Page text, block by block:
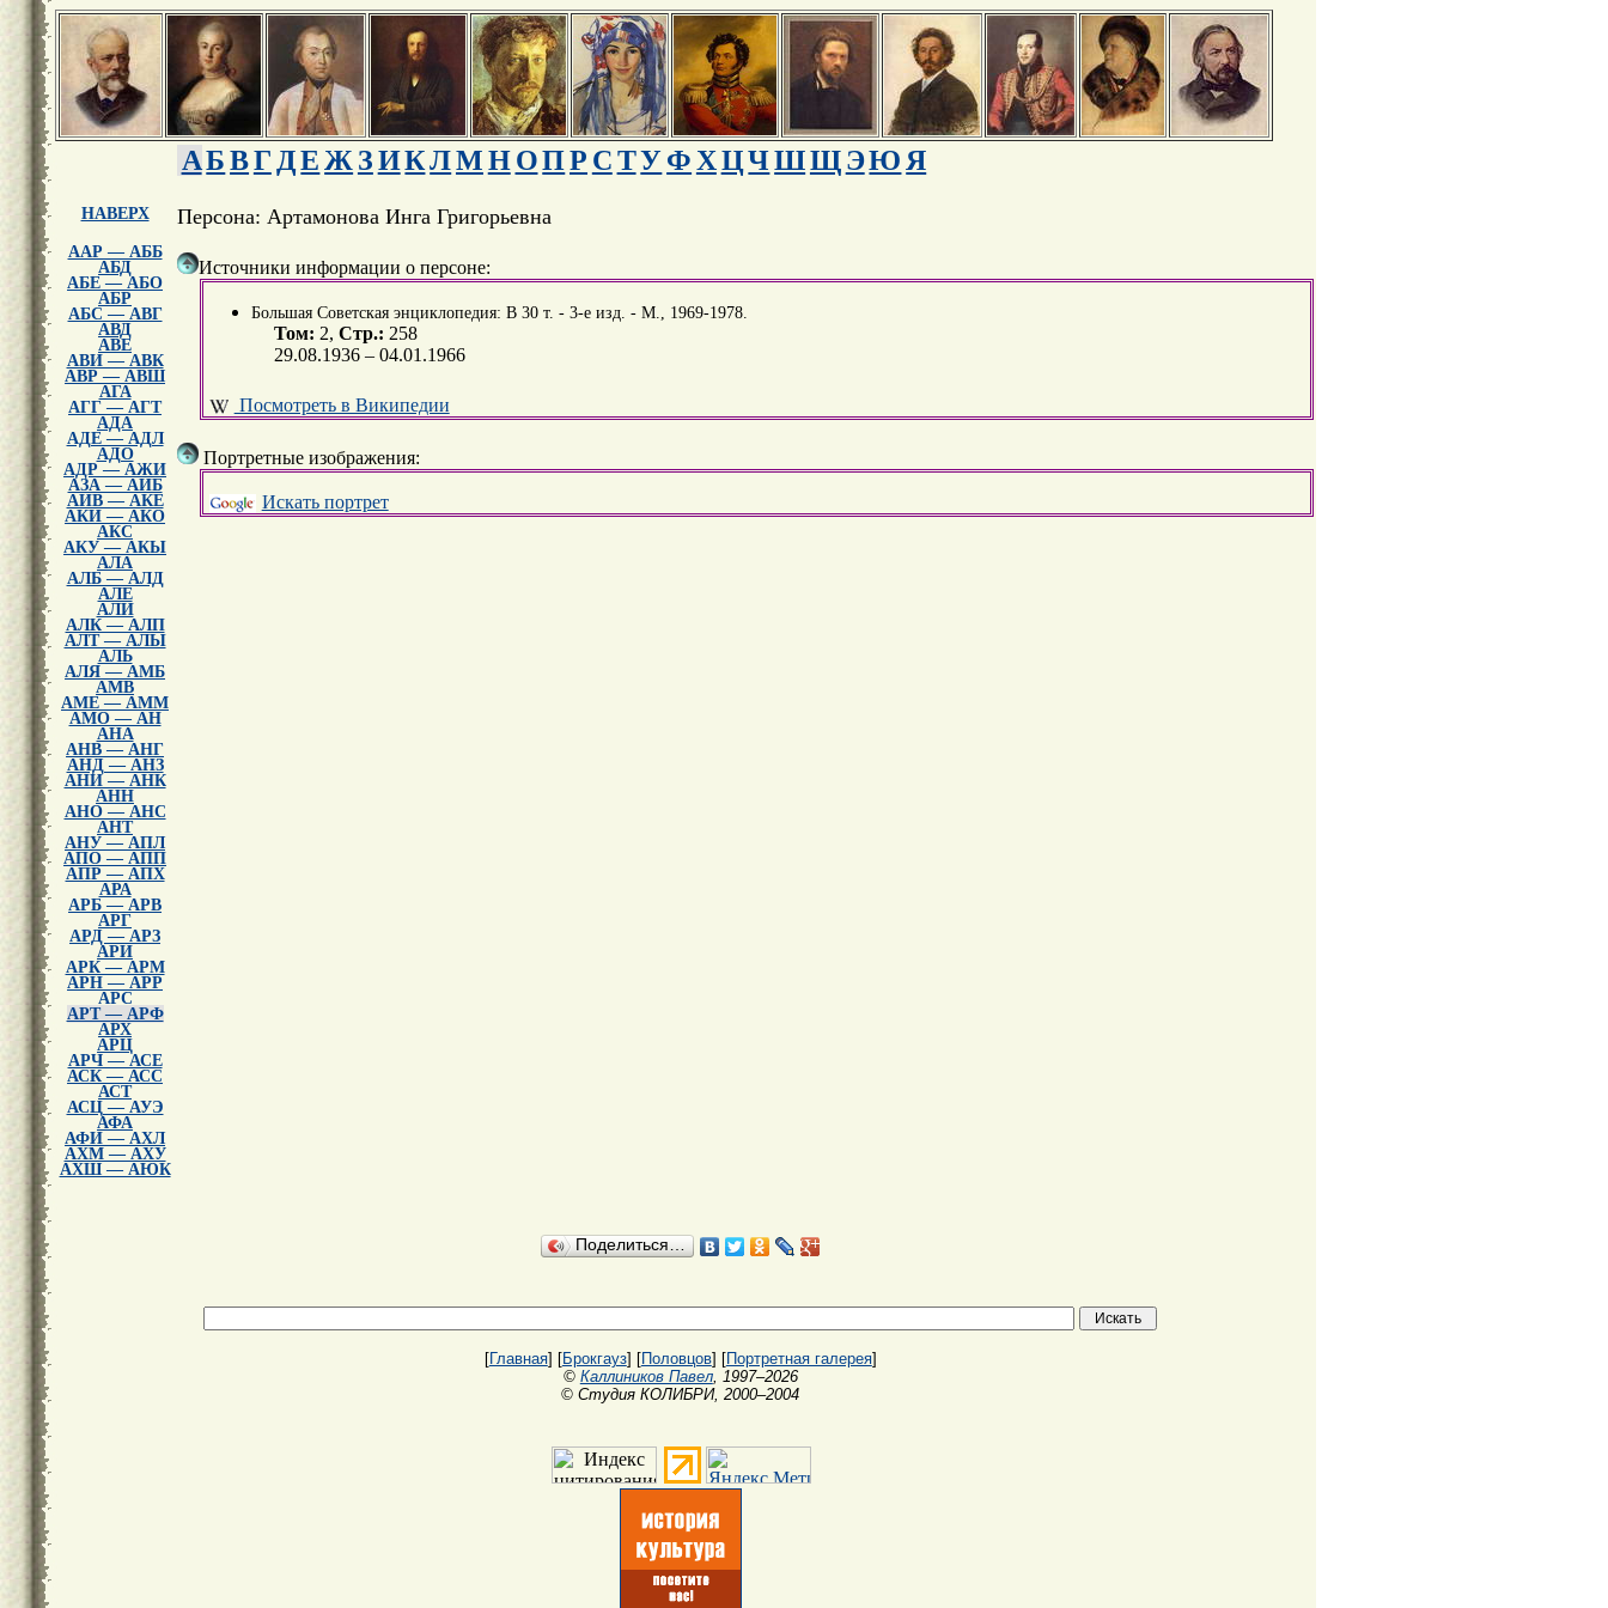
АБВГ ДЕ Ж ЗИКЛМН ОПР СТУФ ХЦЧШЩЭЮ Я
НАВЕРХ
ААР — АББ
АБД
АБЕ — АБО
АБР
АБС — АВГ
АВД
АВЕ
АВИ — АВК
АВР — АВШ
АГА
АГГ — АГТ
АДА
АДЕ — АДЛ
АДО
АДР — АЖИ
АЗА — АИБ
АИВ — АКЕ
АКИ — АКО
АКС
АКУ — АКЫ
АЛА
АЛБ — АЛД
АЛЕ
АЛИ
АЛК — АЛП
АЛТ — АЛЫ
АЛЬ
АЛЯ — АМБ
АМВ
АМЕ — АММ
АМО — АН
АНА
АНВ — АНГ
АНД — АНЗ
АНИ — АНК
АНН
АНО — АНС
АНТ
АНУ — АПЛ
АПО — АПП
АПР — АПХ
АРА
АРБ — АРВ
АРГ
АРД — АРЗ
АРИ
АРК — АРМ
АРН — АРР
АРС
АРТ — АРФ
АРХ
АРЦ
АРЧ — АСЕ
АСК — АСС
АСТ
АСЦ — АУЭ
АФА
АФИ — АХЛ
АХМ — АХУ
АХШ — АЮК
Персона: Артамонова Инга Григорьевна
Источники информации о персоне:
Большая Советская энциклопедия: В 30 т. - 3-е изд. - М., 1969-1978.
Том: 2, Стр.: 258
29.08.1936 – 04.01.1966
Посмотреть в Википедии
Портретные изображения:
Искать портрет
Поделиться…
[Главная] [Брокгауз] [Половцов] [Портретная галерея]
© Каллиников Павел, 1997–2026
© Студия КОЛИБРИ, 2000–2004